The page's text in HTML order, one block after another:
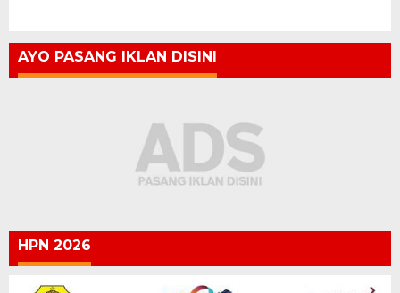
AYO PASANG IKLAN DISINI
HPN 2026